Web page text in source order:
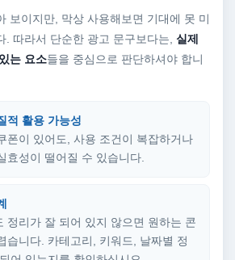
보이지만, 막상 사용해보면 기대에 못 미
. 따라서 단순한 광고 문구보다는, 실제
는 요소들을 중심으로 판단하셔야 합니
적 활용 가능성
폰이 있어도, 사용 조건이 복잡하거나
효성이 떨어질 수 있습니다.
정리가 잘 되어 있지 않으면 원하는 콘
습니다. 카테고리, 키워드, 날짜별 정